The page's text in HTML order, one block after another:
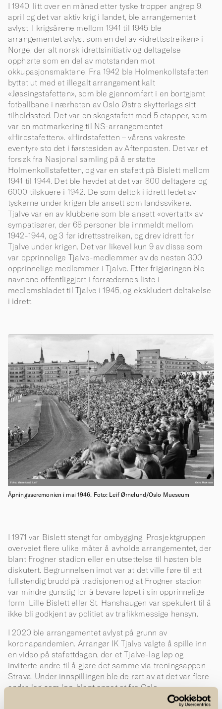
I 1940, litt over en måned etter tyske tropper angrep 9.
april og det var aktiv krig i landet, ble arrangementet
avlyst. I krigsårene mellom 1941 til 1945 ble
arrangementet avlyst som en del av «idrettsstreiken» i
Norge, der alt norsk idrettsinitiativ og deltagelse
opphørte som en del av motstanden mot
okkupasjonsmaktene. Fra 1942 ble Holmenkollstafetten
byttet ut med et illegalt arrangement kalt
«Jøssingstafetten», som ble gjennomført i en bortgjemt
fotballbane i nærheten av Oslo Østre skytterlags sitt
tilholdssted. Det var en skogstafett med 5 etapper, som
var en motmarkering til NS-arrangementet
«Hirdstafetten». «Hirdstafetten – vårens vakreste
eventyr» sto det i førstesiden av Aftenposten. Det var et
forsøk fra Nasjonal samling på å erstatte
Holmenkollstafetten, og var en stafett på Bislett mellom
1941 til 1944. Det ble hevdet at det var 800 deltagere og
6000 tilskuere i 1942. De som deltok i idrett ledet av
tyskerne under krigen ble ansett som landssvikere.
Tjalve var en av klubbene som ble ansett «overtatt» av
sympatisører, der 68 personer ble innmeldt mellom
1942-1944, og 3 før idrettsstreiken, og drev idrett for
Tjalve under krigen. Det var likevel kun 9 av disse som
var opprinnelige Tjalve-medlemmer av de nesten 300
opprinnelige medlemmer i Tjalve. Etter frigjøringen ble
navnene offentliggjort i forrædernes liste i
medlemsbladet til Tjalve i 1945, og ekskludert deltakelse
i idrett.
Åpningsseremonien i mai 1946. Foto: Leif Ørnelund/Oslo Mueseum
I 1971 var Bislett stengt for ombygging. Prosjektgruppen
overveiet flere ulike måter å avholde arrangementet, der
blant Frogner stadion eller en utsettelse til høsten ble
diskutert. Begrunnelsen imot var at det ville føre til ett
fullstendig brudd på tradisjonen og at Frogner stadion
var mindre gunstig for å bevare løpet i sin opprinnelige
form. Lille Bislett eller St. Hanshaugen var spekulert til å
ikke bli godkjent av politiet av trafikkmessige hensyn.
I 2020 ble arrangementet avlyst på grunn av
koronapandemien. Arrangør IK Tjalve valgte å spille inn
en video på stafettdagen, der et Tjalve-lag løp og
inviterte andre til å gjøre det samme via treningsappen
Strava. Under innspillingen ble de rørt av at det var flere
andre lag som løp, blant annet et fra Oslo
universitetssykehus og et fra Blindeforbundet. Dette året